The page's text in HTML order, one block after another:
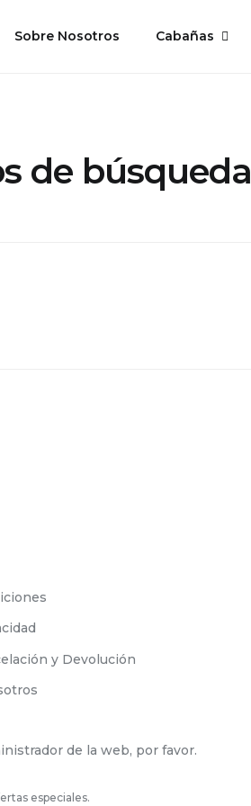
Sobre Nosotros Cabañas
de búsqueda
y Devolución
de la web, por favor.
especiales.